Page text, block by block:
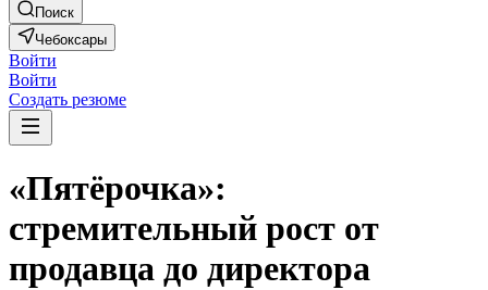
Поиск
Чебоксары
Войти
Войти
Создать резюме
«Пятёрочка»:
стремительный рост от
продавца до директора